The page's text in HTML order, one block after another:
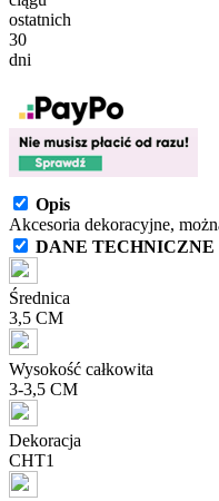
ostatnich
30
dni
Opis
Akcesoria dekoracyjne,
DANE TECHNICZNE
Średnica
3,5 CM
Wysokość całkowita
3-3,5 CM
Dekoracja
CHT1